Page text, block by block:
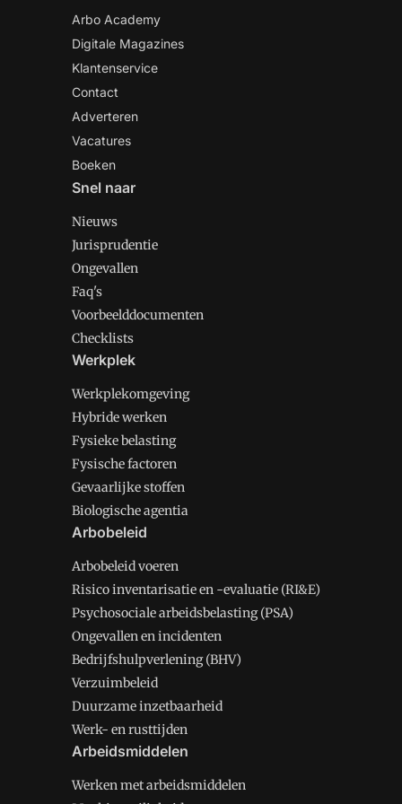
Arbo Academy
Digitale Magazines
Klantenservice
Contact
Adverteren
Vacatures
Boeken
Snel naar
Nieuws
Jurisprudentie
Ongevallen
Faq's
Voorbeelddocumenten
Checklists
Werkplek
Werkplekomgeving
Hybride werken
Fysieke belasting
Fysische factoren
Gevaarlijke stoffen
Biologische agentia
Arbobeleid
Arbobeleid voeren
Risico inventarisatie en -evaluatie (RI&E)
Psychosociale arbeidsbelasting (PSA)
Ongevallen en incidenten
Bedrijfshulpverlening (BHV)
Verzuimbeleid
Duurzame inzetbaarheid
Werk- en rusttijden
Arbeidsmiddelen
Werken met arbeidsmiddelen